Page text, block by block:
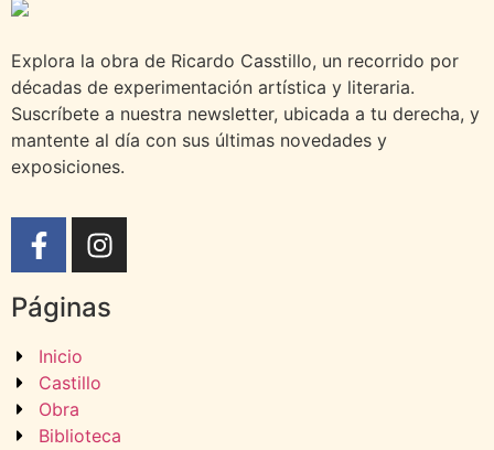
Explora la obra de Ricardo Casstillo, un recorrido por
décadas de experimentación artística y literaria.
Suscríbete a nuestra newsletter, ubicada a tu derecha, y
mantente al día con sus últimas novedades y
exposiciones.
Páginas
Inicio
Castillo
Obra
Biblioteca